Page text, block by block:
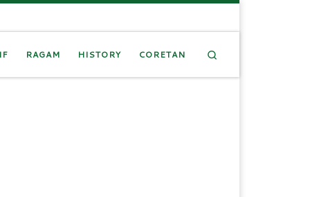
RAGAM HISTORY CORETAN